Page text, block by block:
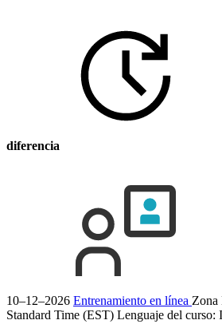
diferencia
10–12–2026 Entrenamiento en línea Zona
Standard Time (EST) Lenguaje del curso: